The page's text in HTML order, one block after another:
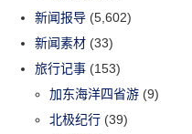
新闻报导 (5,602)
新闻素材 (33)
旅行记事 (153)
加东海洋四省游 (9)
北极纪行 (39)